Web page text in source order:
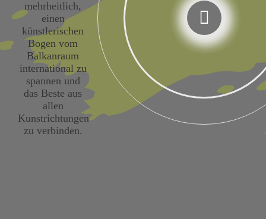
mehrheitlich,
einen
künstlerischen
Bogen vom
Balkanraum
international zu
spannen und
das Beste aus
allen
Kunstrichtungen
zu verbinden.